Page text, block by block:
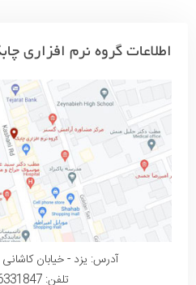
اطلاعات گروه نرم افزاری
آدرس: یزد - خیابان
تلفن: 36331847 - 035